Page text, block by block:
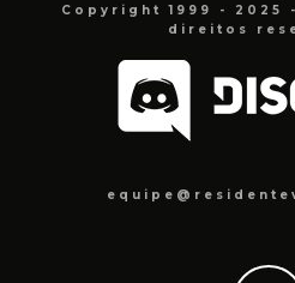
Copyright 1999 - 2025
direitos